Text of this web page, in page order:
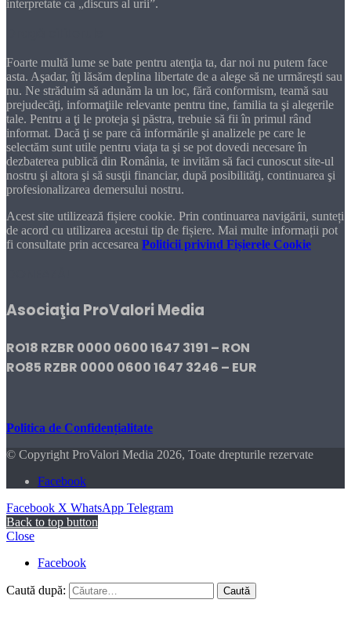
interpretate ca „discurs al urii”.
Foarte multă lume se bate pentru atenţia ta, dar noi nu putem face
asta. Aşadar, îţi lăsăm deplina libertate de a alege să ne urmăreşti sau
nu. Ne străduim să adunăm la un loc, fără conformism, teamă sau
prejudecăţi, informaţiile relevante pentru tine, familia ta şi alegerile
tale. Pentru a ţi le proteja şi păstra, trebuie să fii în primul rând
informat. Dacă ţi se pare că informările şi analizele pe care le
selectăm sunt utile pentru viaţa ta şi se pot dovedi necesare în
dezbaterea publică din România, te invităm să faci cunoscut site-ul
nostru şi altora şi să susţii financiar, după posibilităţi, continuarea şi
profesionalizarea demersului nostru.
Acest site utilizează fișiere cookie. Prin continuarea navigării, sunteți
de acord cu utilizarea acestui tip de fișiere. Mai multe informații pot
fi consultate prin accesarea Politicii privind Fișierele Cookie
Asociaţia ProValori Media
RO18 RZBR 0000 0600 1647 3191 – RON
RO85 RZBR 0000 0600 1647 3246 – EUR
Politica de Confidențialitate
© Copyright ProValori Media 2026, Toate drepturile rezervate
Facebook
Facebook X WhatsApp Telegram
Back to top button
Close
Facebook
Caută după: